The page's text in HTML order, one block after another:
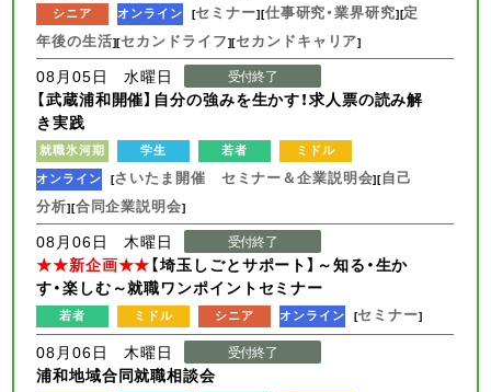
シニア オンライン [セミナー][仕事研究・業界研究][定
年後の生活][セカンドライフ][セカンドキャリア]
08月05日 水曜日 受付終了
【武蔵浦和開催】自分の強みを生かす！求人票の読み解
き実践
就職氷河期 学生 若者
ミドル
オンライン [さいたま開催 セミナー＆企業説明会][自己
分析][合同企業説明会]
08月06日 木曜日 受付終了
★★新企画★★【埼玉しごとサポート】～知る・生か
す・楽しむ～就職ワンポイントセミナー
若者 ミドル シニア オンライン [セミナー]
08月06日 木曜日 受付終了
浦和地域合同就職相談会